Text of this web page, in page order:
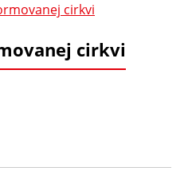
cirkvi
cirkvi